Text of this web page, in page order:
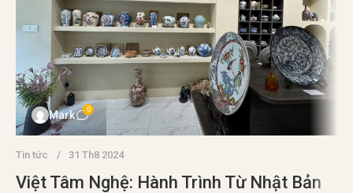
Mark 0
Tin tức 31 Th8 2024
Việt Tâm Nghệ: Hành Trình Từ Nhật Bản